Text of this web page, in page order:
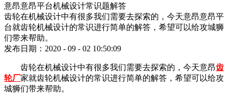
意昂意昂平台机械设计常识题解答
齿轮在机械设计中有很多我们需要去探索的，今天意昂意昂平
台就齿轮机械设计的常识进行简单的解答，希望可以给攻城狮
们带来帮助。
发布日期：2020 - 09 - 02 10:50:09
齿轮在机械设计中有很多我们需要去探索的，今天意昂齿
轮厂家就齿轮机械设计的常识进行简单的解答，希望可以给攻
城狮们带来帮助。